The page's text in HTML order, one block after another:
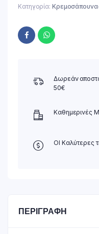
Κατηγορία:
Δωρεάν
50€
Καθημερινές
ΟΙ Καλύτερες
ΠΕΡΙΓΡΑΦΉ